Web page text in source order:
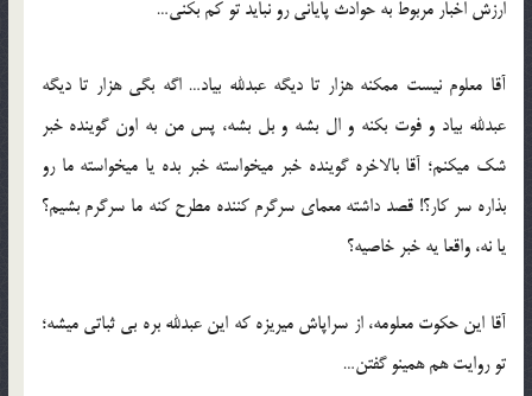
ارزش اخبار مربوط به حوادث پایانی رو نباید تو کم بکنی…
آقا معلوم نیست ممکنه هزار تا دیگه عبدلله بیاد… اگه بگی هزار تا دیگه
عبدلله بیاد و فوت بکنه و ال بشه و بل بشه، پس من به اون گوینده خبر
شک میکنم؛ آقا بالاخره گوینده خبر میخواسته خبر بده یا میخواسته ما رو
بذاره سر کار؟! قصد داشته معمای سرگرم کننده مطرح کنه ما سرگرم بشیم؟
یا نه، واقعا یه خبر خاصیه؟
آقا این حکوت معلومه، از سراپاش میریزه که این عبدلله بره بی ثباتی میشه؛
تو روایت هم همینو گفتن…